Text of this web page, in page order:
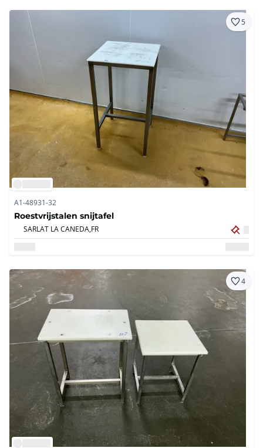
5
A1-48931-32
Roestvrijstalen snijtafel
SARLAT LA CANEDA,FR
4